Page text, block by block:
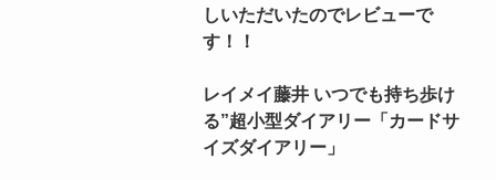
しいただいたのでレビューで
す！！
レイメイ藤井 いつでも持ち歩け
る”超小型ダイアリー「カードサ
イズダイアリー」